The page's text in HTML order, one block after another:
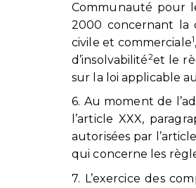
Communauté pour
2000 concernant la
civile et commerciale1
d’insolvabilité2et le
sur la loi applicable
6. Au moment de
l’article XXX,
autorisées par
qui concerne les
7. L’exercice des